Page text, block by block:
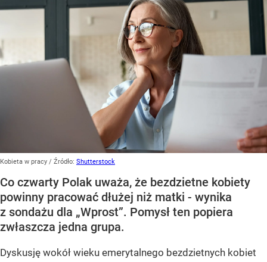
Kobieta w pracy / Źródło: Shutterstock
Co czwarty Polak uważa, że bezdzietne kobiety
powinny pracować dłużej niż matki - wynika
z sondażu dla „Wprost”. Pomysł ten popiera
zwłaszcza jedna grupa.
Dyskusję wokół wieku emerytalnego bezdzietnych kobiet